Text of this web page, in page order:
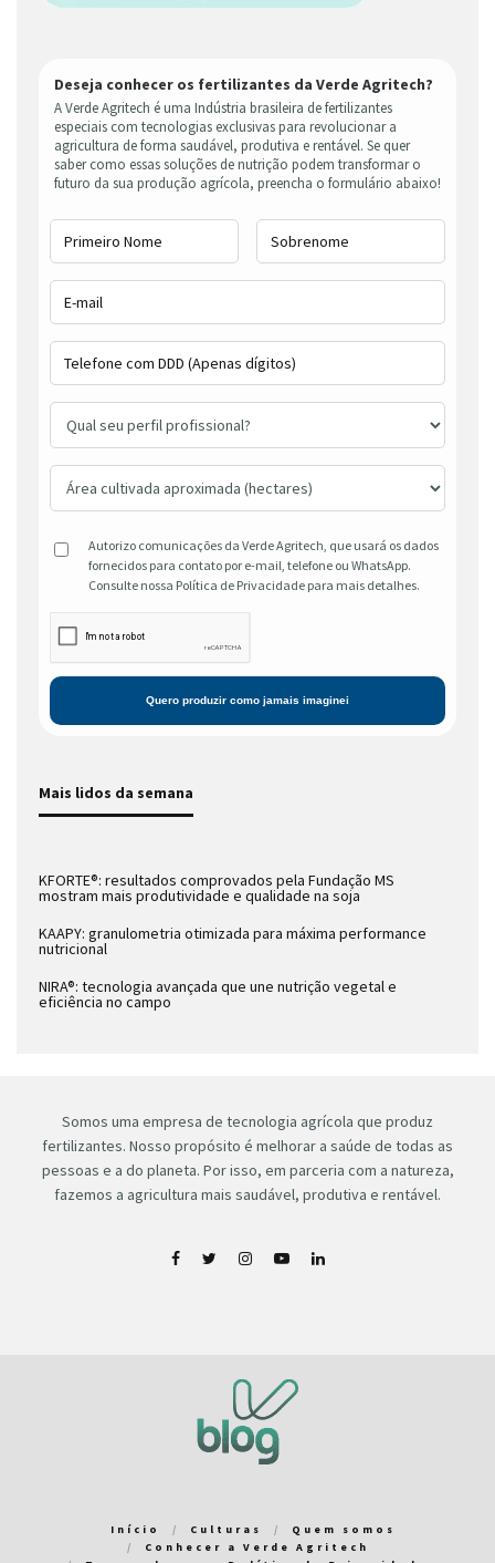
Deseja conhecer os fertilizantes da Verde Agritech?
A Verde Agritech é uma Indústria brasileira de fertilizantes
especiais com tecnologias exclusivas para revolucionar a
agricultura de forma saudável, produtiva e rentável. Se quer
saber como essas soluções de nutrição podem transformar o
futuro da sua produção agrícola, preencha o formulário abaixo!
Autorizo comunicações da Verde Agritech, que usará os dados
fornecidos para contato por e-mail, telefone ou WhatsApp.
Consulte nossa Política de Privacidade para mais detalhes.
Mais lidos da semana
KFORTE®: resultados comprovados pela Fundação MS
mostram mais produtividade e qualidade na soja
KAAPY: granulometria otimizada para máxima performance
nutricional
NIRA®: tecnologia avançada que une nutrição vegetal e
eficiência no campo
Somos uma empresa de tecnologia agrícola que produz
fertilizantes. Nosso propósito é melhorar a saúde de todas as
pessoas e a do planeta. Por isso, em parceria com a natureza,
fazemos a agricultura mais saudável, produtiva e rentável.
Início Culturas
Quem somos
Conhecer a Verde Agritech